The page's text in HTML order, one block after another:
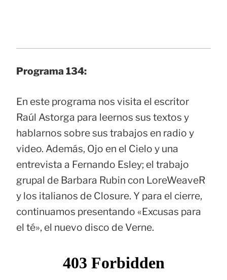
Programa 134:
En este programa nos visita el escritor
Raúl Astorga para leernos sus textos y
hablarnos sobre sus trabajos en radio y
video. Además, Ojo en el Cielo y una
entrevista a Fernando Esley; el trabajo
grupal de Barbara Rubin con LoreWeaveR
y los italianos de Closure. Y para el cierre,
continuamos presentando «Excusas para
el té», el nuevo disco de Verne.